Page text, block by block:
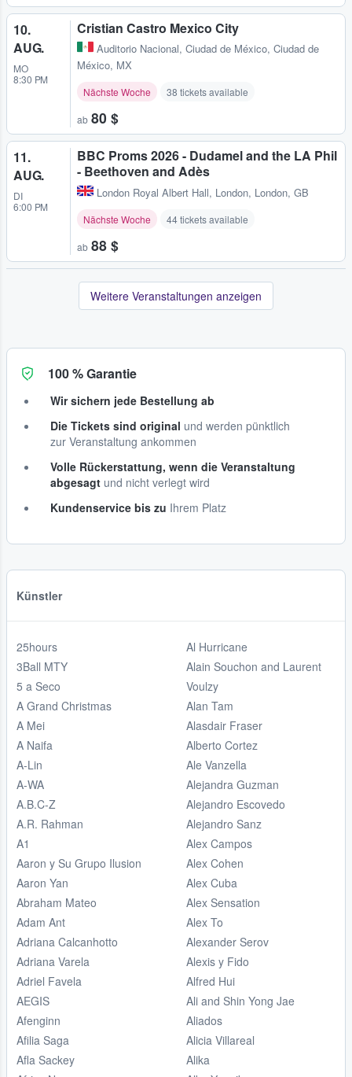
10.
AUG.
MO
8:30 PM
Cristian Castro Mexico City
Auditorio Nacional, Ciudad de México, Ciudad de
México, MX
Nächste Woche 38 tickets available
ab 80 $
11.
AUG.
DI
6:00 PM
BBC Proms 2026 - Dudamel and the LA Phil
- Beethoven and Adès
London Royal Albert Hall, London, London, GB
Nächste Woche 44 tickets available
ab 88 $
Weitere Veranstaltungen anzeigen
100 % Garantie
Wir sichern jede Bestellung ab
Die Tickets sind original und werden pünktlich
zur Veranstaltung ankommen
Volle Rückerstattung, wenn die Veranstaltung
abgesagt und nicht verlegt wird
Kundenservice bis zu Ihrem Platz
Künstler
25hours
3Ball MTY
5 a Seco
A Grand Christmas
A Mei
A Naifa
A-Lin
A-WA
A.B.C-Z
A.R. Rahman
A1
Aaron y Su Grupo Ilusion
Aaron Yan
Abraham Mateo
Adam Ant
Adriana Calcanhotto
Adriana Varela
Adriel Favela
AEGIS
Afenginn
Afilia Saga
Afla Sackey
Al Hurricane
Alain Souchon and Laurent
Voulzy
Alan Tam
Alasdair Fraser
Alberto Cortez
Ale Vanzella
Alejandra Guzman
Alejandro Escovedo
Alejandro Sanz
Alex Campos
Alex Cohen
Alex Cuba
Alex Sensation
Alex To
Alexander Serov
Alexis y Fido
Alfred Hui
Ali and Shin Yong Jae
Aliados
Alicia Villareal
Alika